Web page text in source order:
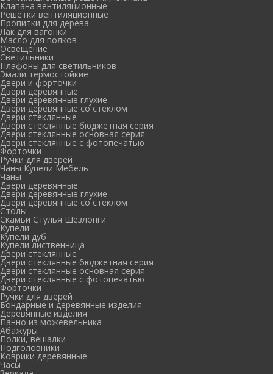
Клапана вентиляционные
Решетки вентиляционные
Пропитки для дерева
Лак для вагонки
Масло для полков
Освещение
Светильники
Плафоны для светильников
Эмали термостойкие
Двери и форточки
Двери деревянные
Двери деревянные глухие
Двери деревянные со стеклом
Двери стеклянные
Двери стеклянные бюджетная серия
Двери стеклянные основная серия
Двери стеклянные с фотопечатью
Форточки
Ручки для дверей
Чаны Купели Мебель
Чаны
Двери деревянные
Двери деревянные глухие
Двери деревянные со стеклом
Столы
Скамьи Стулья Шезлонги
Купели
Купели дуб
Купели лиственница
Двери стеклянные
Двери стеклянные бюджетная серия
Двери стеклянные основная серия
Двери стеклянные с фотопечатью
Форточки
Ручки для дверей
Бондарные и деревянные изделия
Деревянные изделия
Панно из можевельника
Абажуры
Полки, вешалки
Подголовники
Коврики деревянные
Часы